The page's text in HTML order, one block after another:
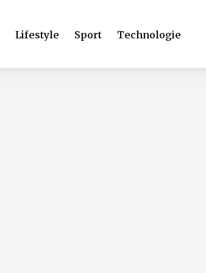
Lifestyle Sport Technologie